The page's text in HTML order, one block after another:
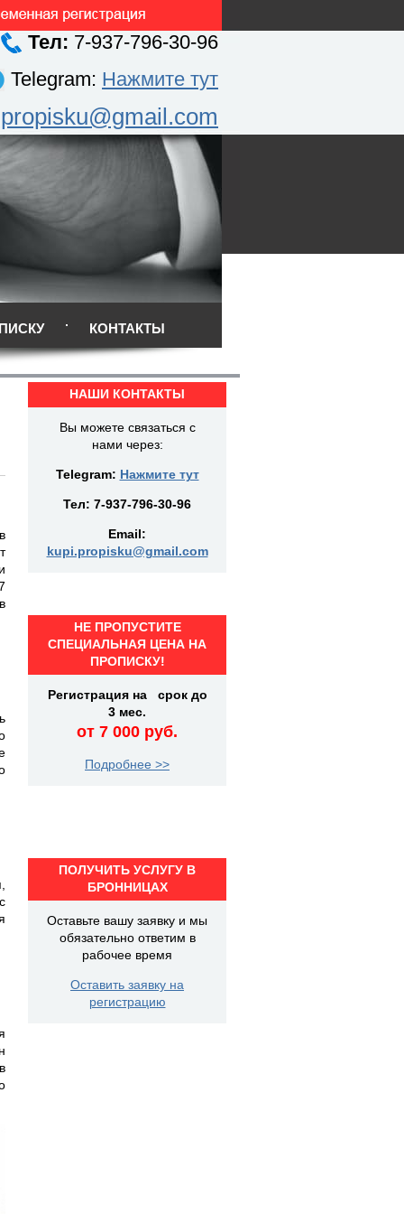
Тел: 7-937-796-30-96
Telegram: Нажмите тут
КОНТАКТЫ
НАШИ КОНТАКТЫ
Вы можете связаться с
нами через:
Telegram: Нажмите тут
Тел: 7-937-796-30-96
Email:
kupi.propisku@gmail.com
НЕ ПРОПУСТИТЕ
СПЕЦИАЛЬНАЯ ЦЕНА НА
ПРОПИСКУ!
Регистрация на срок до
3 мес.
от 7 000 руб.
Подробнее >>
ПОЛУЧИТЬ УСЛУГУ В
БРОННИЦАХ
Оставьте вашу заявку и мы
обязательно ответим в
рабочее время
Оставить заявку на
регистрацию